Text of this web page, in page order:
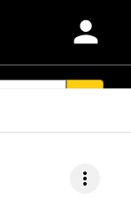
person
more_vert